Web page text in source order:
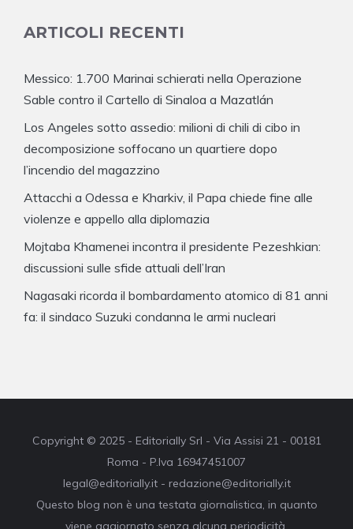
ARTICOLI RECENTI
Messico: 1.700 Marinai schierati nella Operazione
Sable contro il Cartello di Sinaloa a Mazatlán
Los Angeles sotto assedio: milioni di chili di cibo in
decomposizione soffocano un quartiere dopo
l’incendio del magazzino
Attacchi a Odessa e Kharkiv, il Papa chiede fine alle
violenze e appello alla diplomazia
Mojtaba Khamenei incontra il presidente Pezeshkian:
discussioni sulle sfide attuali dell’Iran
Nagasaki ricorda il bombardamento atomico di 81 anni
fa: il sindaco Suzuki condanna le armi nucleari
Copyright © 2025 - Editorially Srl - Via Assisi 21 - 00181
Roma - P.Iva 16947451007
legal@editorially.it - redazione@editorially.it
Questo blog non è una testata giornalistica, in quanto
viene aggiornato senza alcuna periodicità.